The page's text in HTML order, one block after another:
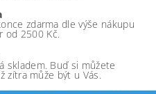
zdarma dle výše nákupu
od 2500 Kč.
skladem. Buď si můžete
zítra může být u Vás.